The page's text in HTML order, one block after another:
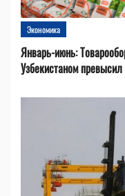
Экономика
Январь-июнь:
Узбекистаном